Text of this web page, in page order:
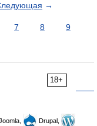
→
7 8
9
18+
Drupal,